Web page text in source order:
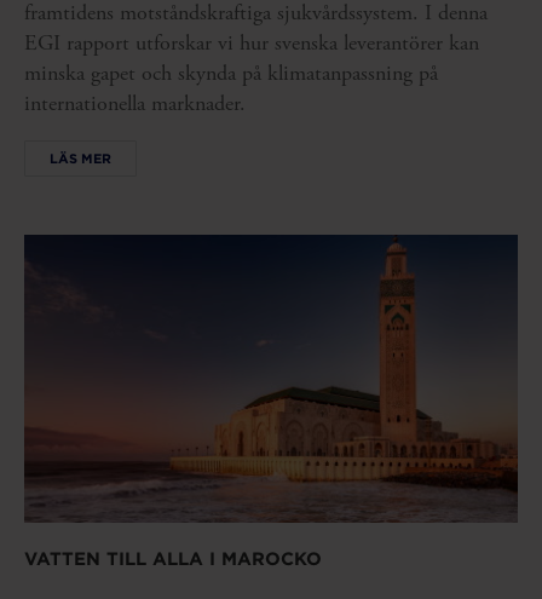
framtidens motståndskraftiga sjukvårdssystem. I denna
EGI rapport utforskar vi hur svenska leverantörer kan
minska gapet och skynda på klimatanpassning på
internationella marknader.
LÄS MER
VATTEN TILL ALLA I MAROCKO